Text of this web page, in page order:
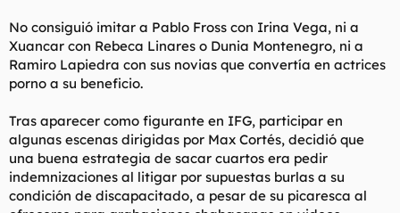
No consiguió imitar a Pablo Fross con Irina Vega, ni a
Xuancar con Rebeca Linares o Dunia Montenegro, ni a
Ramiro Lapiedra con sus novias que convertía en actrices
porno a su beneficio.
Tras aparecer como figurante en IFG, participar en
algunas escenas dirigidas por Max Cortés, decidió que
una buena estrategia de sacar cuartos era pedir
indemnizaciones al litigar por supuestas burlas a su
condición de discapacitado, a pesar de su picaresca al